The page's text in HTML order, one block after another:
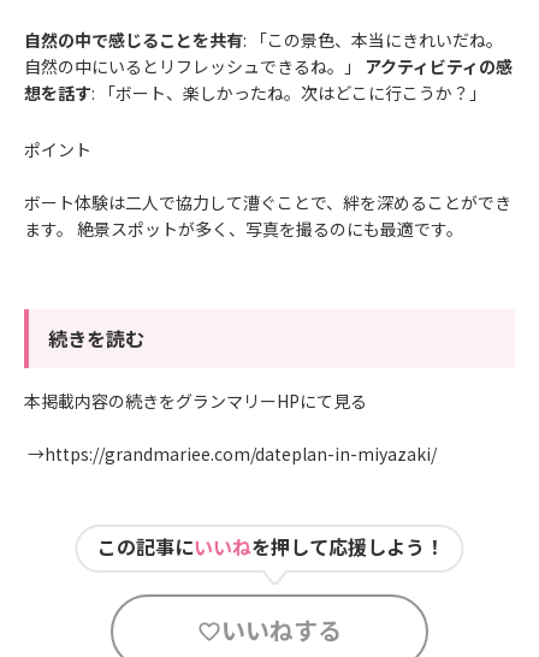
自然の中で感じることを共有: 「この景色、本当にきれいだね。
自然の中にいるとリフレッシュできるね。」 アクティビティの感
想を話す: 「ボート、楽しかったね。次はどこに行こうか？」
ポイント
ボート体験は二人で協力して漕ぐことで、絆を深めることができ
ます。 絶景スポットが多く、写真を撮るのにも最適です。
続きを読む
本掲載内容の続きをグランマリーHPにて見る
→https://grandmariee.com/dateplan-in-miyazaki/
この記事にいいねを押して応援しよう！
いいねする